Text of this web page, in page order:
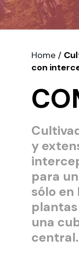
Home /
con
y
para
sólo en
una
central.